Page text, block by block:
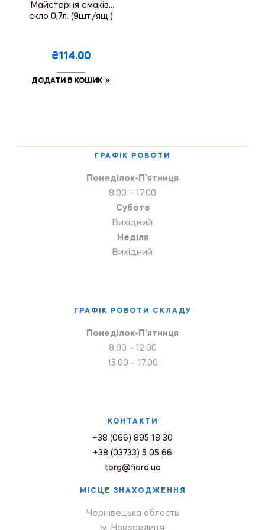
Майстерня смаків,
скло 0,7л. (9шт./ящ.)
₴114.00
ДОДАТИ В КОШИК
ГРАФІК РОБОТИ
Понеділок-П’ятниця
8.00 – 17.00
Субота
Вихідний
Неділя
Вихідний
ГРАФІК РОБОТИ СКЛАДУ
Понеділок-П’ятниця
8.00 – 12.00
15.00 – 17.00
КОНТАКТИ
+38 (066) 895 18 30
+38 (03733) 5 05 66
torg@fiord.ua
МІСЦЕ ЗНАХОДЖЕННЯ
Чернівецька область
м. Новоселиця